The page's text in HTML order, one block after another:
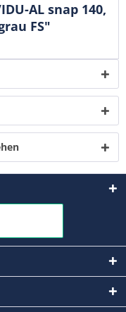
AL snap 140,
FS"